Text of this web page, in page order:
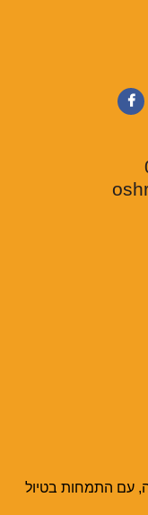
עם התמחות בטיול